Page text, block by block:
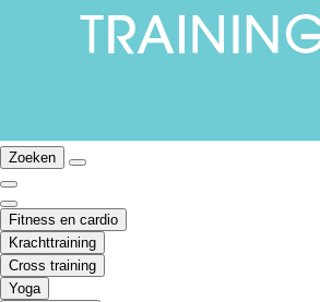
Zoeken
Fitness en cardio
Krachttraining
Cross training
Yoga